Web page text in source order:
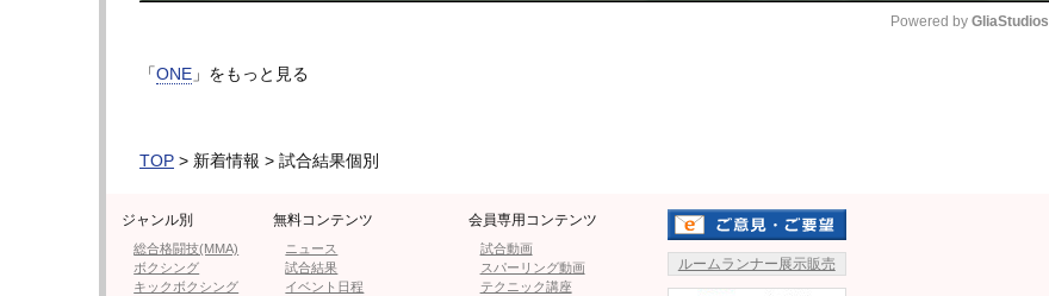
ど突き合いが展開された
実施へ。ONEムエタイ世界フライ級王者として5度の防衛に成功してきた絶
試合は1R、武尊が圧力をかけ、ロッタンの前足へのイン、アウトロー狙
フ連打が決まり、ゴングが鳴ると両者ニヤリと笑い合う。
2R、ロッタンが踏み込んでは左から右の鋭いフック！武尊が応じ、連打の中ロッタンが後方に倒れる！
Powered by GliaStudios
「ONE 」をもっと見る
TOP > 新着情報 > 試合結果個別
ジャンル別
総合格闘技(MMA)
ボクシング
キックボクシング
無料コンテンツ
ニュース
試合結果
イベント日程
会員専用コンテンツ
試合動画
スパーリング動画
テクニック講座
ルームランナー展示販売